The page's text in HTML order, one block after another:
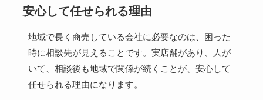
安心して任せられる理由
地域で長く商売している会社に必要なのは、困った
時に相談先が見えることです。実店舗があり、人が
いて、相談後も地域で関係が続くことが、安心して
任せられる理由になります。